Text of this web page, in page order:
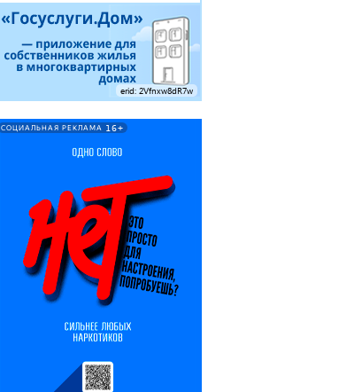
erid: 2Vfnxw8dR7w
СОЦИАЛЬНАЯ РЕКЛАМА 16+